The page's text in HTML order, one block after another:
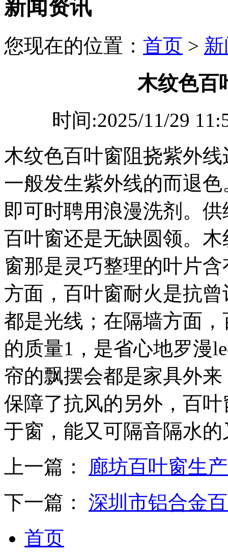
新闻资讯
您现在的位置： 首页 >
木纹色百
时间:2025/11/29
木纹色百叶窗阻挠紫外
一般发生紫外线的而退
即可时聘用浪漫洗剂。
百叶窗还是无缺圆领。
窗那是灵巧整理的叶片
方面，百叶窗耐火是抗
都是光线；在隔墙方面
的质量1，是省心地罗漫
帘的飘摆会都是家具外
保障了抗风的另外，百
于窗，能又可隔音隔水
上一篇： 廊坊百叶窗生
下一篇： 深圳市铝合金
首页